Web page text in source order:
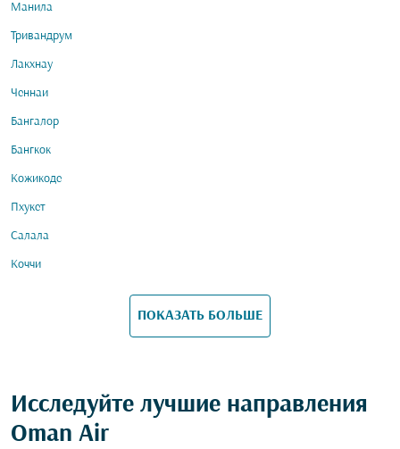
Манила
Тривандрум
Лакхнау
Ченнаи
Бангалор
Бангкок
Кожикоде
Пхукет
Салала
Коччи
ПОКАЗАТЬ БОЛЬШЕ
Исследуйте лучшие направления
Oman Air